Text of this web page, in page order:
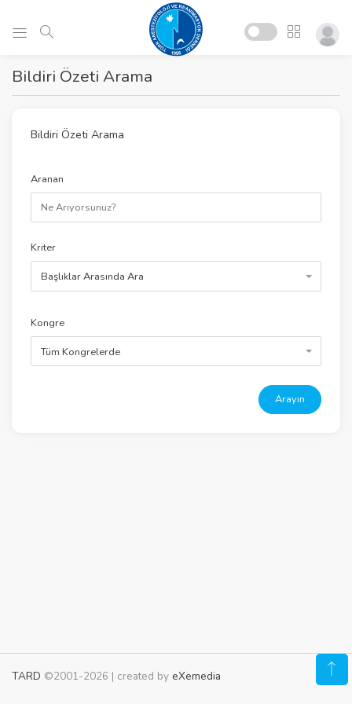
Bildiri Özeti Arama
Bildiri Özeti Arama
Aranan
Kriter
Başlıklar Arasında Ara
Kongre
Tüm Kongrelerde
Arayın
TARD ©2001-2026 | created by eXemedia